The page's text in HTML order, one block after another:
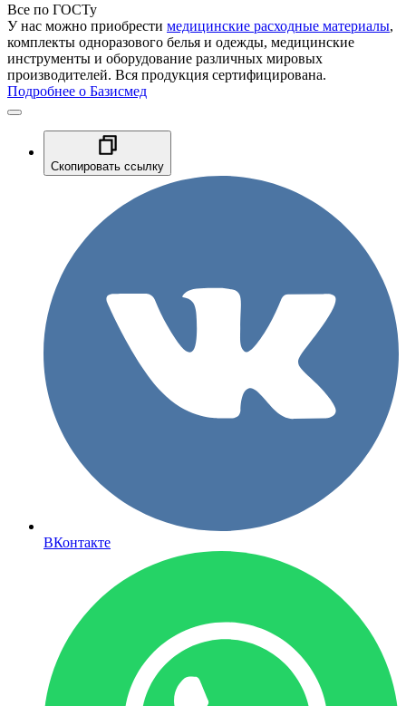
Все по ГОСТу
У нас можно приобрести медицинские расходные материалы,
комплекты одноразового белья и одежды, медицинские
инструменты и оборудование различных мировых
производителей. Вся продукция сертифицирована.
Подробнее о Базисмед
Скопировать ссылку
ВКонтакте